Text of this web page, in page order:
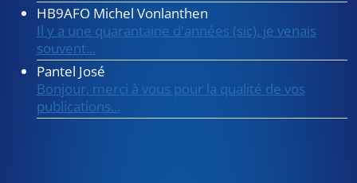
HB9AFO Michel Vonlanthen
Il y a une quarantaine d'années (sic), je venais
souvent...
Pantel José
Bonjour, merci à vous pour la qualité de vos
publications...